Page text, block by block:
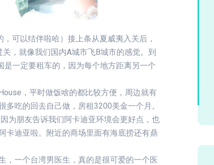
可以结伴啦哈）接上条从夏威夷入关后，
，就像我们国内A城市飞B城市的感觉。到
一定要租车的，因为每个地方距离另一个
，平时做饭啥的都比较方便，周边就有
吃的回去自己做，房租3200美金一个月。
为朋友告诉我们阿卡迪亚环境会更好点，也
卡迪亚啦。附近的商场里面有海底捞还有鼎
，一个台湾男医生，真的是很可爱的一个医